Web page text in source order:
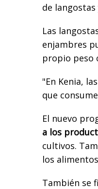
de
Las
enjambres
propio peso
"En Kenia,
que
El nuevo
a los
cultivos.
los
También se